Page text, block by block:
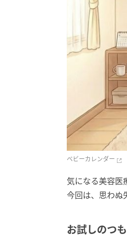
ベビーカレンダー
気になる美容医
今回は、思わぬ
お試しのつ